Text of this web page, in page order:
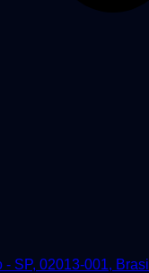
- SP, 02013-001,